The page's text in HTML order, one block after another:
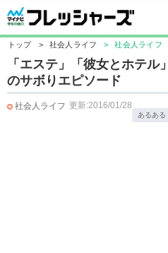
トップ > 社会人ライフ > 社会人ライフ
「エステ」「彼女とホテ
のサボりエピソード
社会人ライフ 更新:2016/01/28
あるある